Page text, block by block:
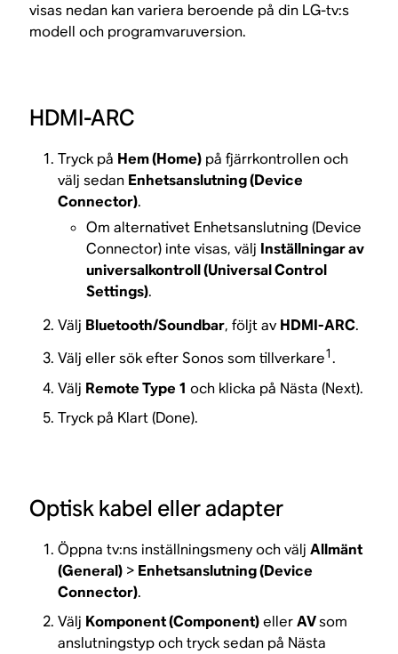
visas nedan kan variera beroende på din LG-tv:s
modell och programvaruversion.
HDMI-ARC
Tryck på Hem (Home) på fjärrkontrollen och
välj sedan Enhetsanslutning (Device
Connector).
Om alternativet Enhetsanslutning (Device
Connector) inte visas, välj Inställningar av
universalkontroll (Universal Control
Settings).
Välj Bluetooth/Soundbar, följt av HDMI-ARC.
Välj eller sök efter Sonos som tillverkare1.
Välj Remote Type 1 och klicka på Nästa (Next).
Tryck på Klart (Done).
Optisk kabel eller adapter
Öppna tv:ns inställningsmeny och väljAllmänt
(General) > Enhetsanslutning (Device
Connector).
Välj Komponent (Component)ellerAVsom
anslutningstyp och tryck sedan på Nästa